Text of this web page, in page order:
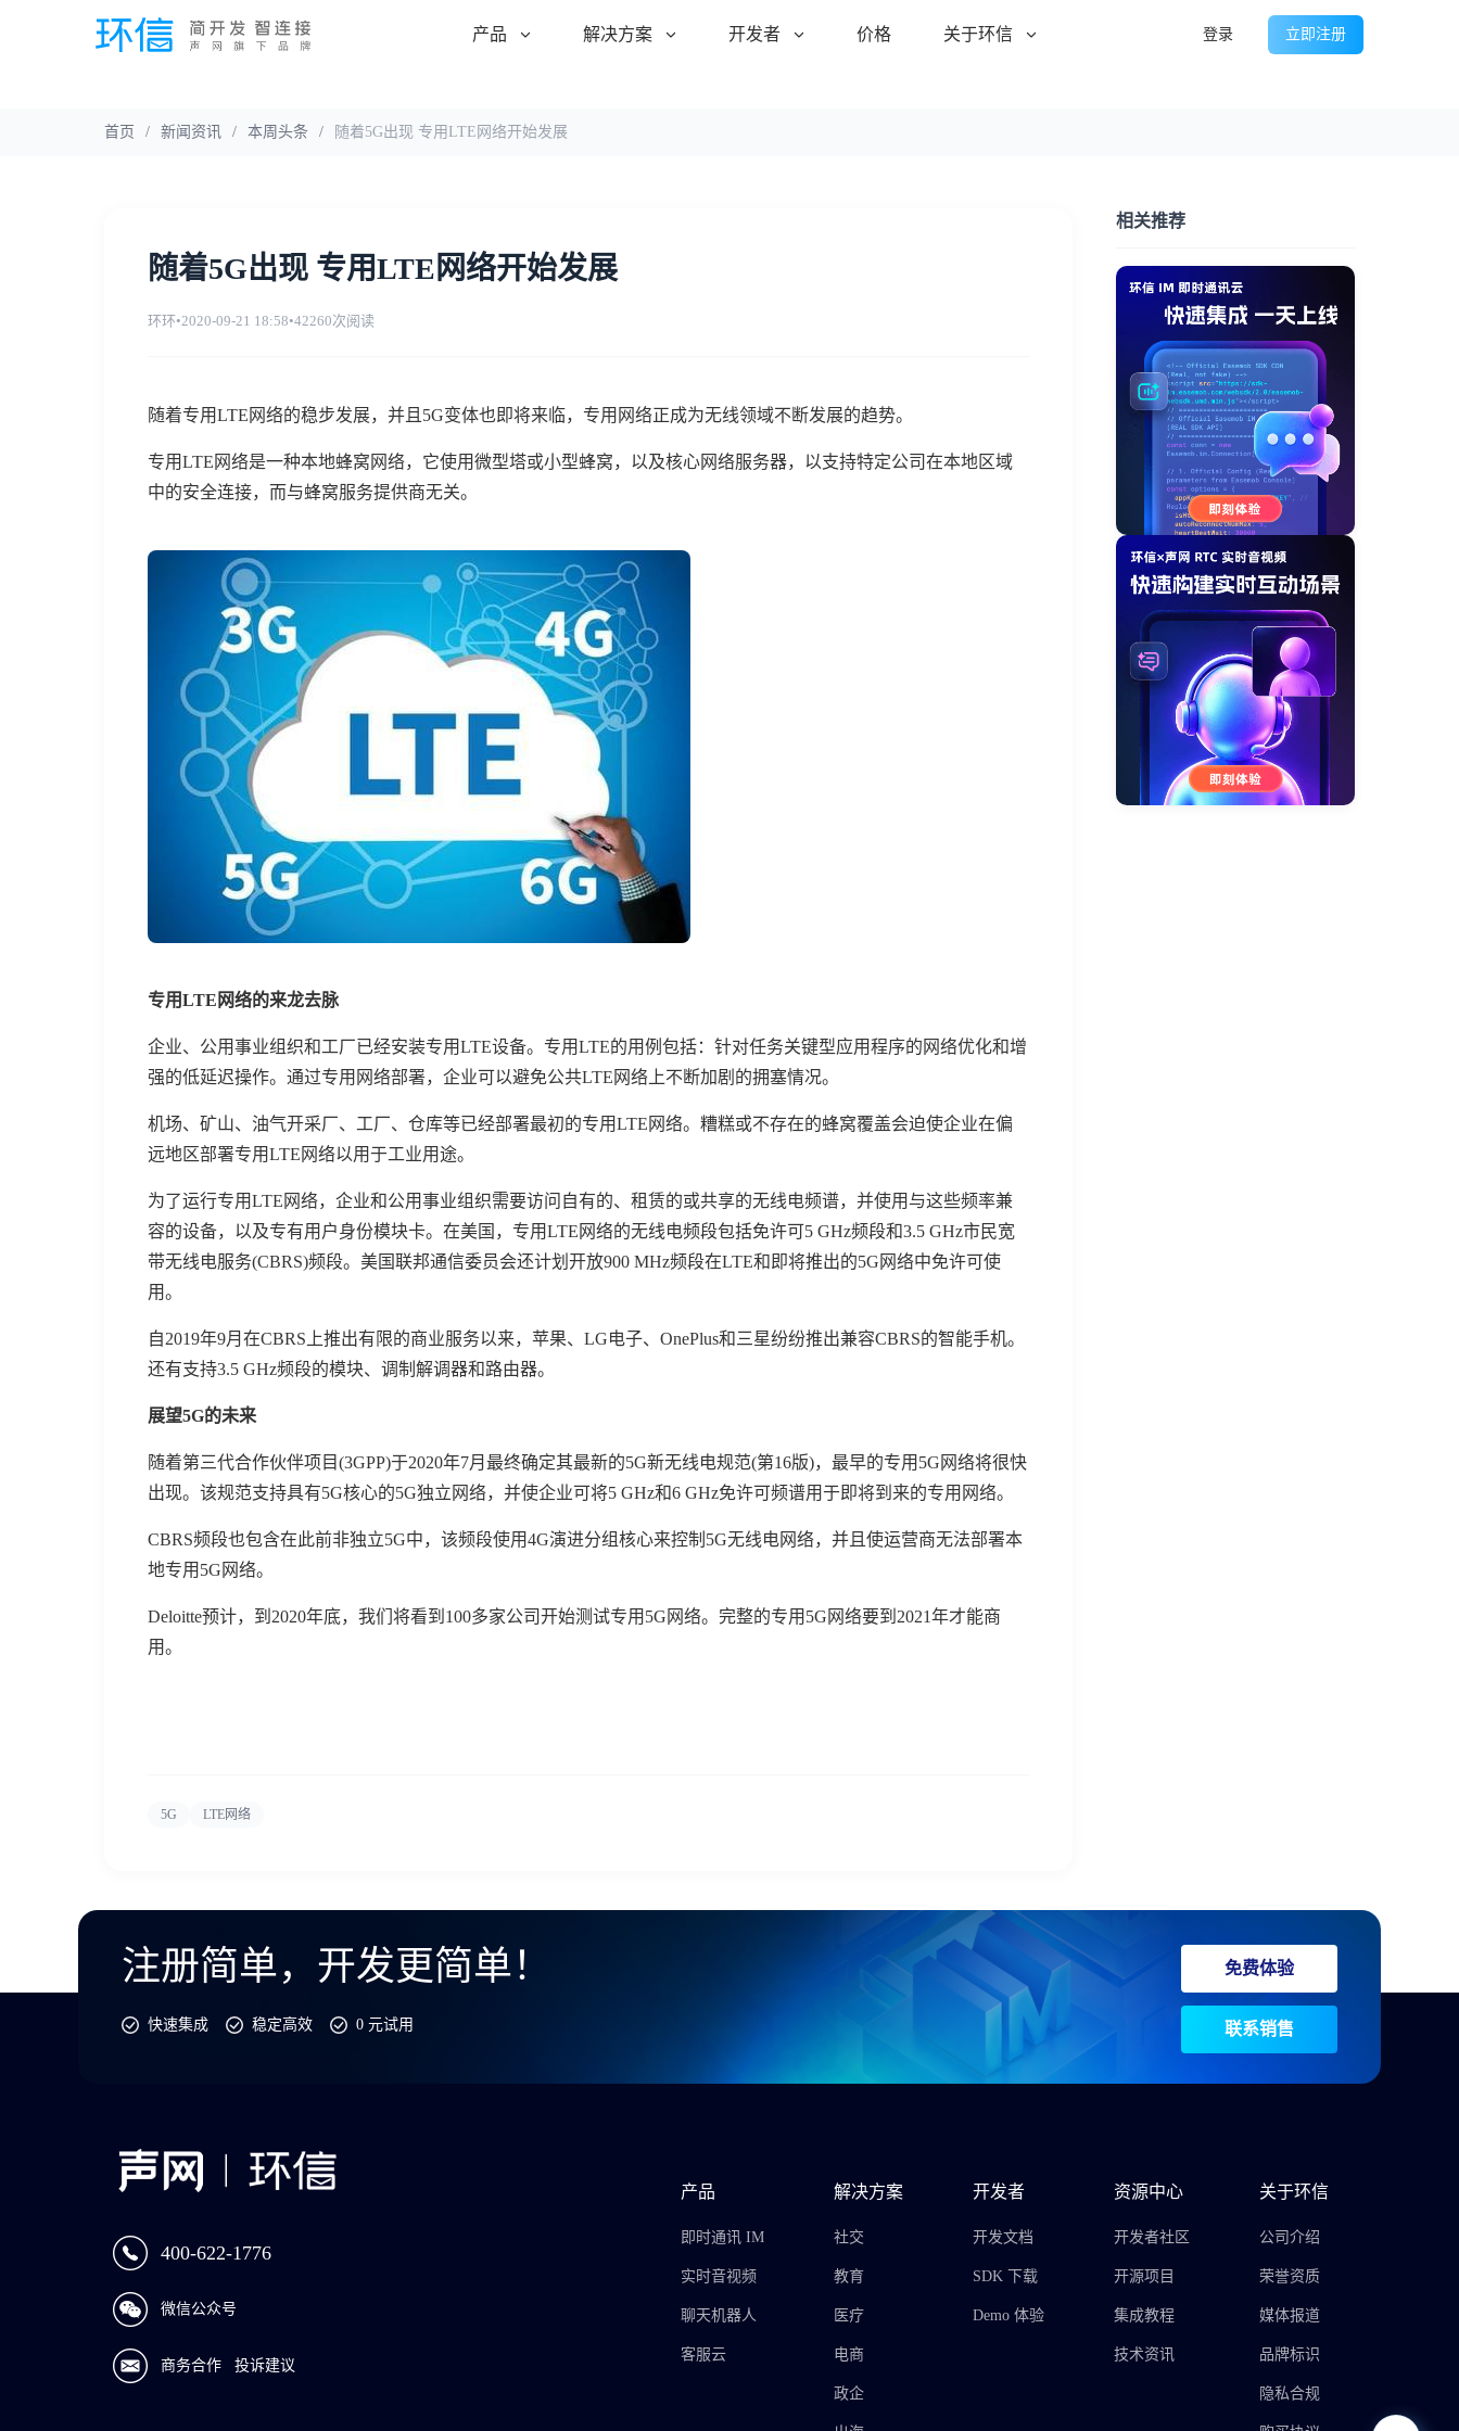
产品 解决方案 开发者 价格 关于环信 登录 立即注册
首页 / 新闻资讯 / 本周头条 / 随着5G出现 专用LTE网络开始发展
随着5G出现 专用LTE网络开始发展
环环•2020-09-21 18:58•42260次阅读
随着专用LTE网络的稳步发展，并且5G变体也即将来临，专用网络正成为无线领域不断发展的趋势。
专用LTE网络是一种本地蜂窝网络，它使用微型塔或小型蜂窝，以及核心网络服务器，以支持特定公司在本地区域
中的安全连接，而与蜂窝服务提供商无关。
专用LTE网络的来龙去脉
企业、公用事业组织和工厂已经安装专用LTE设备。专用LTE的用例包括：针对任务关键型应用程序的网络优化和增
强的低延迟操作。通过专用网络部署，企业可以避免公共LTE网络上不断加剧的拥塞情况。
机场、矿山、油气开采厂、工厂、仓库等已经部署最初的专用LTE网络。糟糕或不存在的蜂窝覆盖会迫使企业在偏
远地区部署专用LTE网络以用于工业用途。
为了运行专用LTE网络，企业和公用事业组织需要访问自有的、租赁的或共享的无线电频谱，并使用与这些频率兼
容的设备，以及专有用户身份模块卡。在美国，专用LTE网络的无线电频段包括免许可5 GHz频段和3.5 GHz市民宽
带无线电服务(CBRS)频段。美国联邦通信委员会还计划开放900 MHz频段在LTE和即将推出的5G网络中免许可使
用。
自2019年9月在CBRS上推出有限的商业服务以来，苹果、LG电子、OnePlus和三星纷纷推出兼容CBRS的智能手机。
还有支持3.5 GHz频段的模块、调制解调器和路由器。
展望5G的未来
随着第三代合作伙伴项目(3GPP)于2020年7月最终确定其最新的5G新无线电规范(第16版)，最早的专用5G网络将很快
出现。该规范支持具有5G核心的5G独立网络，并使企业可将5 GHz和6 GHz免许可频谱用于即将到来的专用网络。
CBRS频段也包含在此前非独立5G中，该频段使用4G演进分组核心来控制5G无线电网络，并且使运营商无法部署本
地专用5G网络。
Deloitte预计，到2020年底，我们将看到100多家公司开始测试专用5G网络。完整的专用5G网络要到2021年才能商
用。
5G LTE网络
相关推荐
注册简单，开发更简单！
快速集成 稳定高效 0 元试用
免费体验
联系销售
400-622-1776
微信公众号
商务合作 投诉建议
产品
即时通讯 IM
实时音视频
聊天机器人
客服云
解决方案
社交
教育
医疗
电商
政企
开发者
开发文档
SDK 下载
Demo 体验
资源中心
开发者社区
开源项目
集成教程
技术资讯
关于环信
公司介绍
荣誉资质
媒体报道
品牌标识
隐私合规
我已阅读并同意通讯云服务条款和通讯云隐私政策